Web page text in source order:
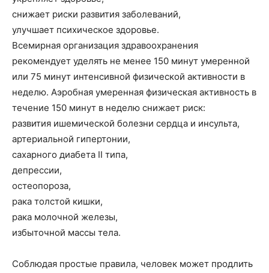
снижает риски развития заболеваний,
улучшает психическое здоровье.
Всемирная организация здравоохранения
рекомендует уделять не менее 150 минут умеренной
или 75 минут интенсивной физической активности в
неделю. Аэробная умеренная физическая активность в
течение 150 минут в неделю снижает риск:
развития ишемической болезни сердца и инсульта,
артериальной гипертонии,
сахарного диабета II типа,
депрессии,
остеопороза,
рака толстой кишки,
рака молочной железы,
избыточной массы тела.
Соблюдая простые правила, человек может продлить